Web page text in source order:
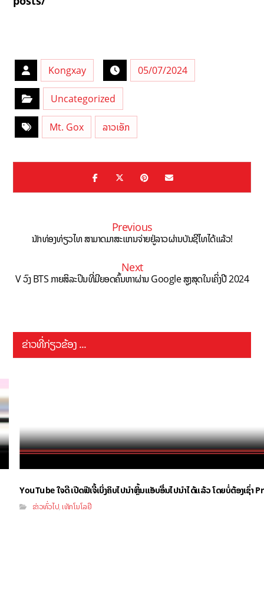
Kongxay 05/07/2024
Uncategorized
Mt. Gox ລາວເອັກ
Previous
ນັກທ່ອງທ່ຽວໄທ ສາມາດມາສະແກນຈ່າຍຢູ່ລາວຜ່ານບັນຊີໄທໄດ້ແລ້ວ!
Next
V ວົງ BTS ກາຍສິລະປິນທີ່ມີຍອດຄົ້ນຫາຜ່ານ Google ສູງສຸດໃນເຄິ່ງປີ 2024
ຂ່າວທີ່ກ່ຽວຂ້ອງ ...
YouTube ໃຈດີ ເປີດຟີເຈີ້ເບິ່ງຄິບໄປນຳຫຼິ້ນແອັບອື່ນໄປນຳໄດ້ແລ້ວ ໂດຍບໍ່ຕ້ອງເຊົ່າ
ຂ່າວທົ່ວໄປ,ເທັກໂນໂລຢີ